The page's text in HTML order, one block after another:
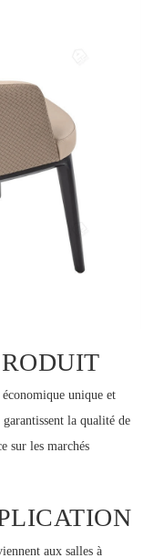
unique et
la qualité de
sur les marchés
aux salles à